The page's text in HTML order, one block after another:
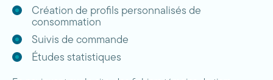
Création de profils personnalisés de
consommation
Suivis de commande
Études statistiques